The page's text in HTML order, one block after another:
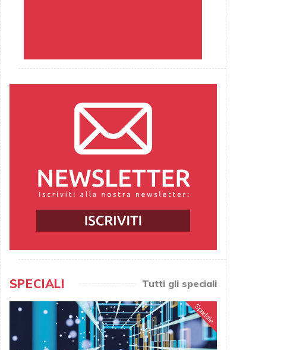
SPECIALI Tutti gli speciali
Speciale